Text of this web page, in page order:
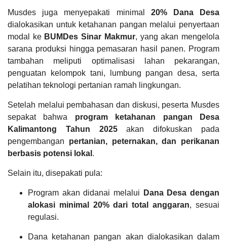
LAPAK DESA GALERI FOTO INVENTARIS DATA STUNTING
Musdes juga menyepakati minimal 20% Dana Desa
dialokasikan untuk ketahanan pangan melalui penyertaan
modal ke BUMDes Sinar Makmur, yang akan mengelola
sarana produksi hingga pemasaran hasil panen. Program
tambahan meliputi optimalisasi lahan pekarangan,
penguatan kelompok tani, lumbung pangan desa, serta
pelatihan teknologi pertanian ramah lingkungan.
Setelah melalui pembahasan dan diskusi, peserta Musdes
sepakat bahwa program ketahanan pangan Desa
Kalimantong Tahun 2025akan difokuskan pada
pengembangan pertanian, peternakan, dan perikanan
berbasis potensi lokal .
Selain itu, disepakati pula:
Program akan didanai melalui
Dana Desa dengan
alokasi minimal 20% dari total anggaran, sesuai
regulasi.
Dana ketahanan pangan akan dialokasikan dalam
Dokumen
Monev
Keterbukaan
Informasi
Publik
NTB
Hasil Usaha Desa
Anggaran
3.948.000,00
Realisasi
RP
3.948.000,00